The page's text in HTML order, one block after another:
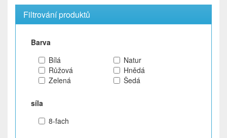
Filtrování produktů
Barva
Bílá
Natur
Růžová
Hnědá
Zelená
Šedá
síla
8-fach